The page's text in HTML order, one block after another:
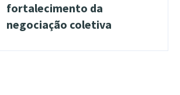
fortalecimento da
negociação coletiva